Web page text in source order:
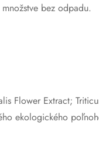
bez odpadu.
Flower Extract;
ekologického